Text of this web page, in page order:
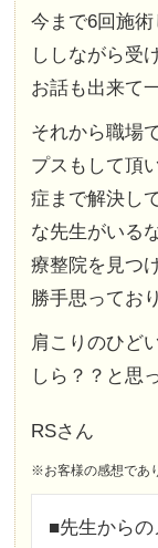
今まで6回施
ししながら受
お話も出来て
それから職場
プスもして頂
症まで解決し
な先生がいる
療整院を見つ
勝手思ってお
肩こりのひど
しら？？と思
RSさん
※お客様の感想であ
■先生から